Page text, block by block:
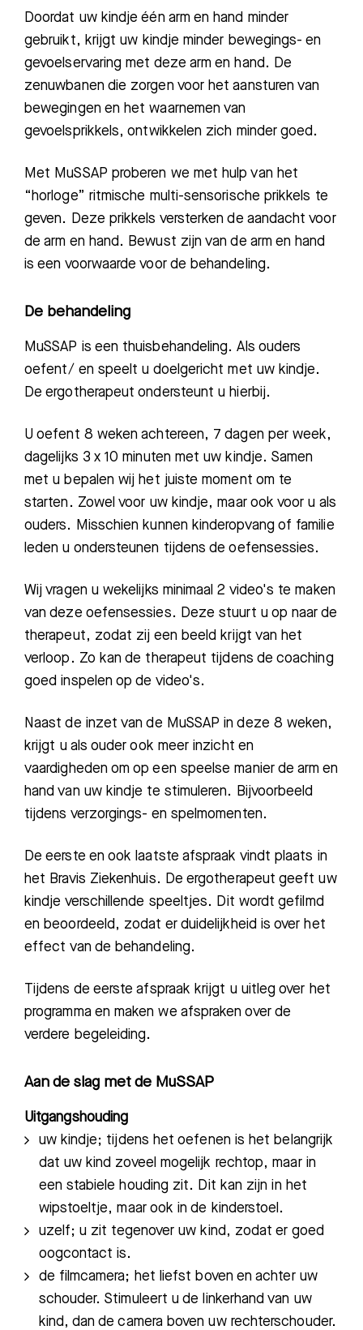
Doordat uw kindje één arm en hand minder
gebruikt, krijgt uw kindje minder bewegings- en
gevoelservaring met deze arm en hand. De
zenuwbanen die zorgen voor het aansturen van
bewegingen en het waarnemen van
gevoelsprikkels, ontwikkelen zich minder goed.
Met MuSSAP proberen we met hulp van het
“horloge” ritmische multi-sensorische prikkels te
geven. Deze prikkels versterken de aandacht voor
de arm en hand. Bewust zijn van de arm en hand
is een voorwaarde voor de behandeling.
De behandeling
MuSSAP is een thuisbehandeling. Als ouders
oefent/ en speelt u doelgericht met uw kindje.
De ergotherapeut ondersteunt u hierbij.
U oefent 8 weken achtereen, 7 dagen per week,
dagelijks 3 x 10 minuten met uw kindje. Samen
met u bepalen wij het juiste moment om te
starten. Zowel voor uw kindje, maar ook voor u als
ouders. Misschien kunnen kinderopvang of familie
leden u ondersteunen tijdens de oefensessies.
Wij vragen u wekelijks minimaal 2 video's te maken
van deze oefensessies. Deze stuurt u op naar de
therapeut, zodat zij een beeld krijgt van het
verloop. Zo kan de therapeut tijdens de coaching
goed inspelen op de video's.
Naast de inzet van de MuSSAP in deze 8 weken,
krijgt u als ouder ook meer inzicht en
vaardigheden om op een speelse manier de arm en
hand van uw kindje te stimuleren. Bijvoorbeeld
tijdens verzorgings- en spelmomenten.
De eerste en ook laatste afspraak vindt plaats in
het Bravis Ziekenhuis. De ergotherapeut geeft uw
kindje verschillende speeltjes. Dit wordt gefilmd
en beoordeeld, zodat er duidelijkheid is over het
effect van de behandeling.
Tijdens de eerste afspraak krijgt u uitleg over het
programma en maken we afspraken over de
verdere begeleiding.
Aan de slag met de MuSSAP
Uitgangshouding
uw kindje; tijdens het oefenen is het belangrijk
dat uw kind zoveel mogelijk rechtop, maar in
een stabiele houding zit. Dit kan zijn in het
wipstoeltje, maar ook in de kinderstoel.
uzelf; u zit tegenover uw kind, zodat er goed
oogcontact is.
de filmcamera; het liefst boven en achter uw
schouder. Stimuleert u de linkerhand van uw
kind, dan de camera boven uw rechterschouder.